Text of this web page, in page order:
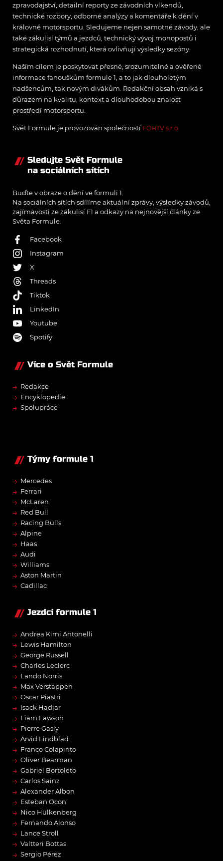
zpravodajství, detailní reporty ze závodních víkendů,
technické rozbory, odborné analýzy a komentáře k dění v
královně motorsportu. Sledujeme nejen samotné závody, ale
také zákulisí týmů a jezdců, technický vývoj monopostů i
strategická rozhodnutí, která ovlivňují výsledky sezóny.
Naším cílem je poskytovat přesné, srozumitelné a ověřené
informace fanouškům formule 1, a to jak dlouholetým
nadšencům, tak novým divákům. Redakční obsah vzniká s
důrazem na kvalitu, kontext a dlouhodobou znalost
prostředí motorsportu.
Svět Formule je provozován společností FORTV s.r.o.
Sledujte Svět Formule
na sociálních sítích
Buďte v obraze o dění ve formuli 1.
Na sociálních sítích sdílíme aktuální zprávy, výsledky závodů,
zajímavosti ze zákulisí F1 a odkazy na nejnovější články ze
Světa Formule.
Facebook
Instagram
X
Threads
Tiktok
LinkedIn
Youtube
Spotify
Více o Svět Formule
→ Redakce
→ Encyklopedie
→ Spolupráce
Týmy formule 1
→ Mercedes
→ Ferrari
→ McLaren
→ Red Bull
→ Racing Bulls
→ Alpine
→ Haas
→ Audi
→ Williams
→ Aston Martin
→ Cadillac
Jezdci formule 1
→ Andrea Kimi Antonelli
→ Lewis Hamilton
→ George Russell
→ Charles Leclerc
→ Lando Norris
→ Max Verstappen
→ Oscar Piastri
→ Isack Hadjar
→ Liam Lawson
→ Pierre Gasly
→ Arvid Lindblad
→ Franco Colapinto
→ Oliver Bearman
→ Gabriel Bortoleto
→ Carlos Sainz
→ Alexander Albon
→ Esteban Ocon
→ Nico Hülkenberg
→ Fernando Alonso
→ Lance Stroll
→ Valtteri Bottas
→ Sergio Pérez